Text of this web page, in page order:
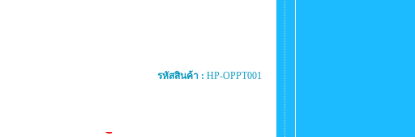
รหัสสินค้า : HP-OPPT001